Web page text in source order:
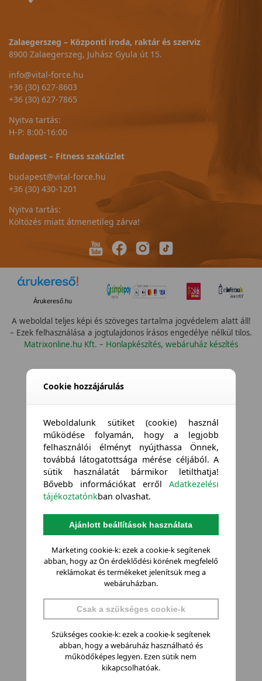
Zalaegerszeg – Központi iroda, raktár és szerviz
8900 Zalaegerszeg, Juhász Gyula út 15.
info@vital-force.hu
+36 (30) 627-8603
+36 (30) 627-7865
Nyitva tartás:
H-P: 8:00-16:00
Budapest – Fitness szaküzlet
budapest@vital-force.hu
+36 (30) 430-1201
Nyitva tartás:
Költözés miatt átmenetileg zárva!
Árukereső.hu
A weboldal teljes képi és szöveges tartalma jogvédelem alatt áll!
– Ezek felhasználása a jogtulajdonos írásos engedélye nélkül tilos.
Matrixonline.hu Kft. – Honlapkészítés, webáruház készítés
Cookie hozzájárulás
Weboldalunk sütiket (cookie) használ
működése folyamán, hogy a legjobb
felhasználói élményt nyújthassa Önnek,
továbbá látogatottsága mérése céljából. A
sütik használatát bármikor letilthatja!
Bővebb információkat errőlAdatkezelési
tájékoztatónkban olvashat.
Ajánlott beállítások használata
Marketing cookie-k: ezek a cookie-k segítenek
abban, hogy az Ön érdeklődési körének megfelelő
reklámokat és termékeket jelenítsük meg a
webáruházban.
Csak a szükséges cookie-k
Szükséges cookie-k: ezek a cookie-k segítenek
abban, hogy a webáruház használható és
működőképes legyen. Ezen sütik nem
kikapcsolhatóak.